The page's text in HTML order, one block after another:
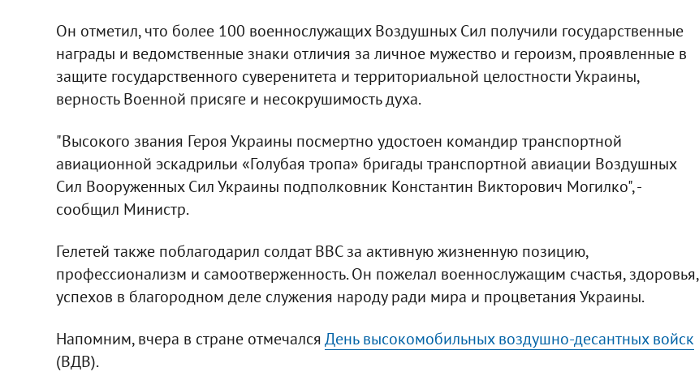
Он отметил, что более 100 военнослужащих Воздушных Сил получили государственные
награды и ведомственные знаки отличия за личное мужество и героизм, проявленные в
защите государственного суверенитета и территориальной целостности Украины,
верность Военной присяге и несокрушимость духа.
"Высокого звания Героя Украины посмертно удостоен командир транспортной
авиационной эскадрильи «Голубая тропа» бригады транспортной авиации Воздушных
Сил Вооруженных Сил Украины подполковник Константин Викторович Могилко", -
сообщил Министр.
Гелетей также поблагодарил солдат ВВС за активную жизненную позицию,
профессионализм и самоотверженность. Он пожелал военнослужащим счастья, здоровья,
успехов в благородном деле служения народу ради мира и процветания Украины.
Напомним, вчера в стране отмечалсяДень высокомобильных воздушно-десантных войск
(ВДВ).